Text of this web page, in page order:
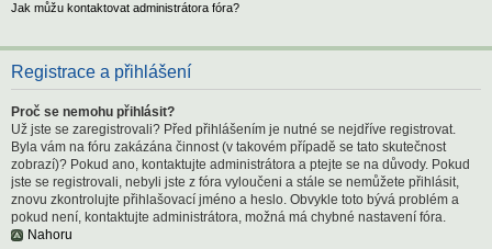
Jak můžu kontaktovat administrátora fóra?
Registrace a přihlášení
Proč se nemohu přihlásit?
Už jste se zaregistrovali? Před přihlášením je nutné se nejdříve registrovat.
Byla vám na fóru zakázána činnost (v takovém případě se tato skutečnost
zobrazí)? Pokud ano, kontaktujte administrátora a ptejte se na důvody. Pokud
jste se registrovali, nebyli jste z fóra vyloučeni a stále se nemůžete přihlásit,
znovu zkontrolujte přihlašovací jméno a heslo. Obvykle toto bývá problém a
pokud není, kontaktujte administrátora, možná má chybné nastavení fóra.
Nahoru